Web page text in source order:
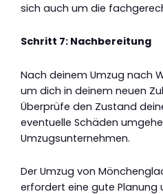
sich auch um die
Schritt 7: Nachbereitung
Nach deinem Umzug nach
um dich in deinem neuen
Überprüfe den Zustand
eventuelle Schäden
Umzugsunternehmen.
Der Umzug von
erfordert eine gute Planung